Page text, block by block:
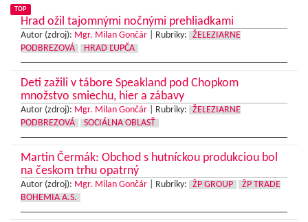
TOP
Hrad ožil tajomnými nočnými prehliadkami
Autor (zdroj): Mgr. Milan Gončár Rubriky:
ŽELEZIARNE
PODBREZOVÁ
HRAD ĽUPČA
Deti zažili v tábore Speakland pod Chopkom
množstvo smiechu, hier a zábavy
Autor (zdroj): Mgr. Milan Gončár Rubriky:
ŽELEZIARNE
PODBREZOVÁ
SOCIÁLNA OBLASŤ
Martin Čermák: Obchod s hutníckou produkciou bol
na českom trhu opatrný
Autor (zdroj): Mgr. Milan Gončár Rubriky: ŽP GROUP
ŽP TRADE
BOHEMIA A.S.